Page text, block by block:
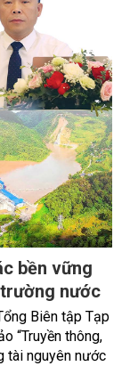
bền vững
nước
Biên tập Tạp
“Truyền thông,
tài nguyên nước